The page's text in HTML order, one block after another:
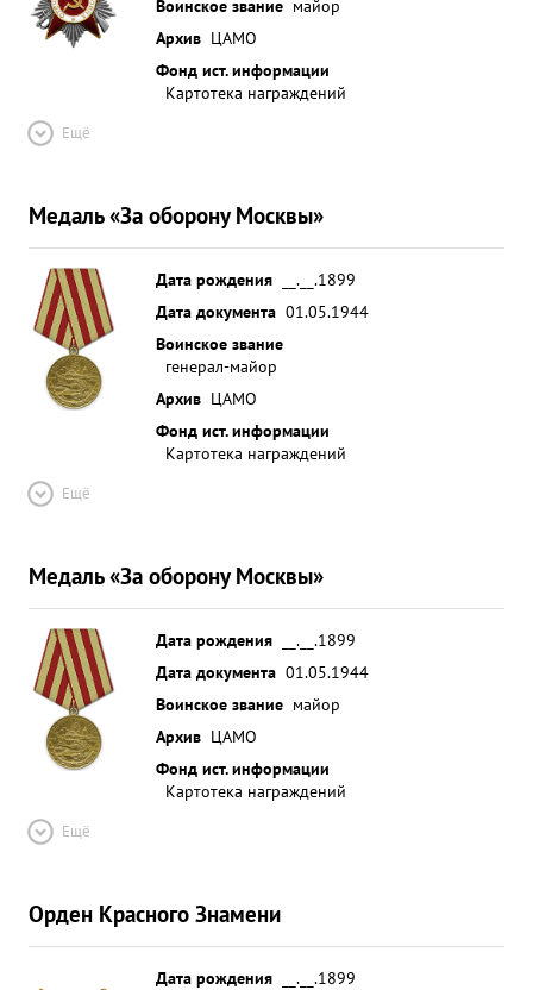
Воинское звание майор
Архив ЦАМО
Фонд ист. информации
Картотека награждений
Ещё
Медаль «За оборону Москвы»
Дата рождения
__.__.1899
Дата документа 01.05.1944
Воинское звание
генерал-майор
Архив ЦАМО
Фонд ист. информации
Картотека награждений
Ещё
Медаль «За оборону Москвы»
Дата рождения
__.__.1899
Дата документа 01.05.1944
Воинское звание майор
Архив ЦАМО
Фонд ист. информации
Картотека награждений
Ещё
Орден Красного Знамени
Дата рождения
__.__.1899